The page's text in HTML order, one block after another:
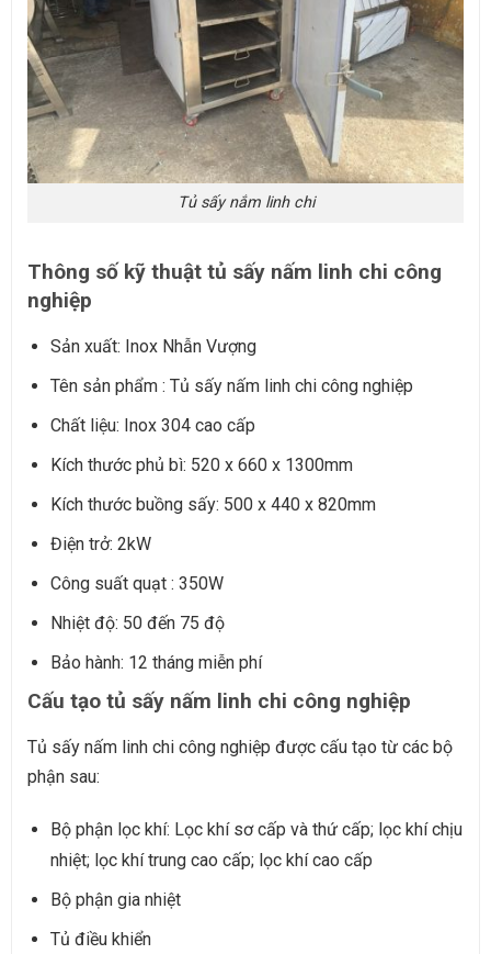
Tủ sấy nắm linh chi
Thông số kỹ thuật tủ sấy nấm linh chi công
nghiệp
Sản xuất: Inox Nhẫn Vượng
Tên sản phẩm : Tủ sấy nấm linh chi công nghiệp
Chất liệu: Inox 304 cao cấp
Kích thước phủ bì: 520 x 660 x 1300mm
Kích thước buồng sấy: 500 x 440 x 820mm
Điện trở: 2kW
Công suất quạt : 350W
Nhiệt độ: 50 đến 75 độ
Bảo hành: 12 tháng miễn phí
Cấu tạo tủ sấy nấm linh chi công nghiệp
Tủ sấy nấm linh chi công nghiệp được cấu tạo từ các bộ
phận sau:
Bộ phận lọc khí: Lọc khí sơ cấp và thứ cấp; lọc khí chịu
nhiệt; lọc khí trung cao cấp; lọc khí cao cấp
Bộ phận gia nhiệt
Tủ điều khiển